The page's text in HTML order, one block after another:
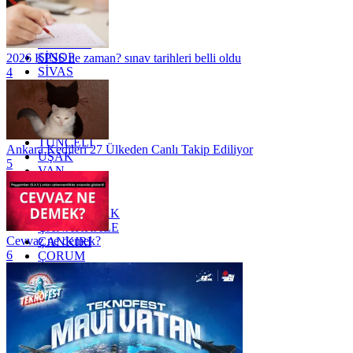
RİZE
SAKARYA
SAMSUN
SİNOP
SİVAS
SİİRT
TEKİRDAĞ
TOKAT
TRABZON
TUNCELİ
UŞAK
VAN
YALOVA
YOZGAT
ZONGULDAK
ÇANAKKALE
ÇANKIRI
ÇORUM
İSTANBUL
İZMİR
ŞANLIURFA
ŞIRNAK
2026 KPSS ne zaman? sınav tarihleri belli oldu
4
Ankara Kedileri 27 Ülkeden Canlı Takip Ediliyor
5
Cevvaz ne demek?
6